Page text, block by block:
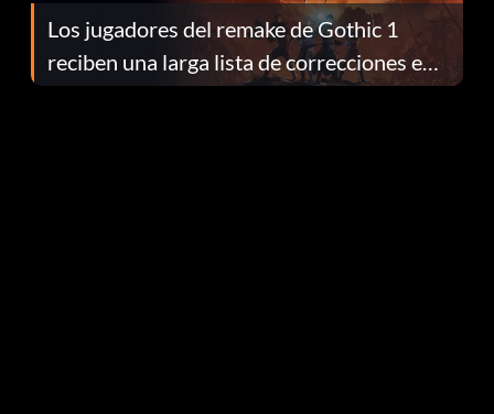
Los jugadores del remake de Gothic 1
reciben una larga lista de correcciones en
el parche 1.0.4